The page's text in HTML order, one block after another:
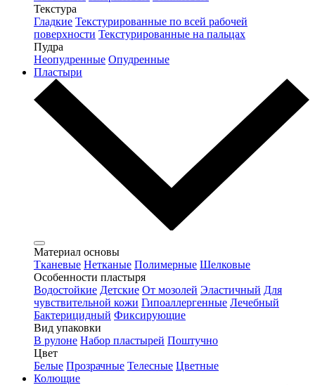
Текстура
Гладкие Текстурированные по всей рабочей
поверхности Текстурированные на пальцах
Пудра
Неопудренные Опудренные
Пластыри
Материал основы
Тканевые Нетканые Полимерные Шелковые
Особенности пластыря
Водостойкие Детские От мозолей Эластичный Для
чувствительной кожи Гипоаллергенные Лечебный
Бактерицидный Фиксирующие
Вид упаковки
В рулоне Набор пластырей Поштучно
Цвет
Белые Прозрачные Телесные Цветные
Колющие